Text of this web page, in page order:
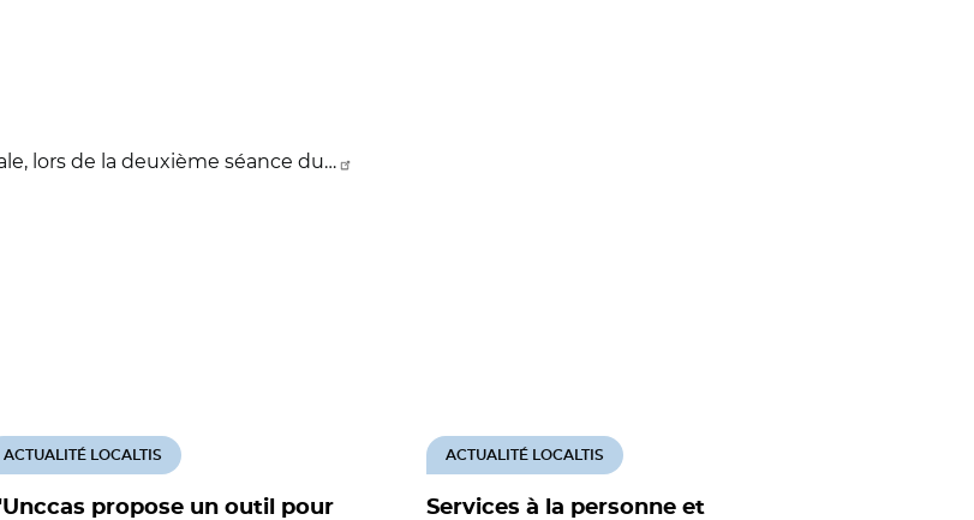
lors de la deuxième séance du…
propose un outil pour
ACTUALITÉ LOCALTIS
Services à la personne et
ACTUALITÉ LOCALTIS